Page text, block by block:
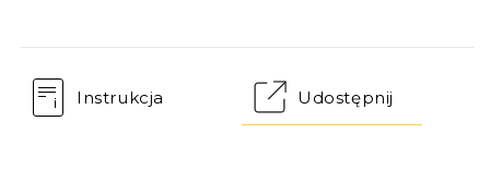
Instrukcja Udostępnij